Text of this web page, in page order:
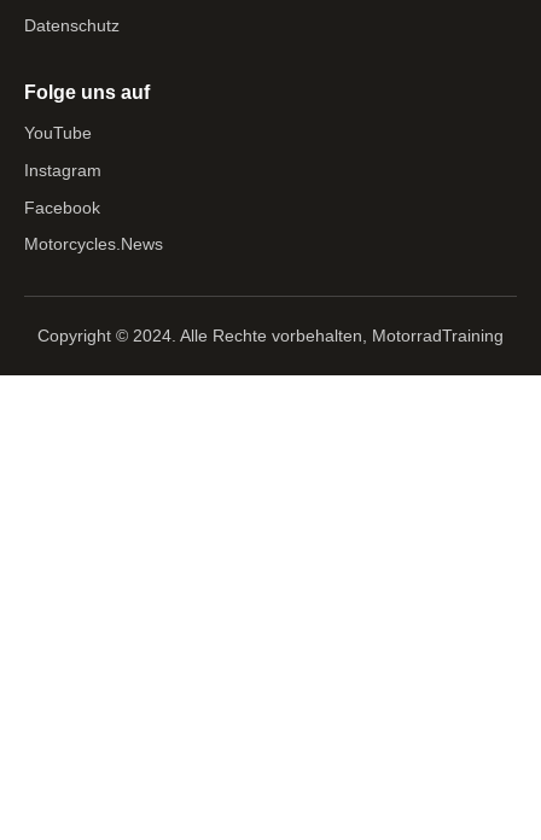
Datenschutz
Folge uns auf
YouTube
Instagram
Facebook
Motorcycles.News
Copyright © 2024. Alle Rechte vorbehalten, MotorradTraining